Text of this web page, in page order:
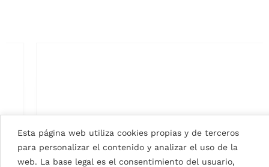
Esta página web utiliza cookies propias y de terceros
para personalizar el contenido y analizar el uso de la
web. La base legal es el consentimiento del usuario,